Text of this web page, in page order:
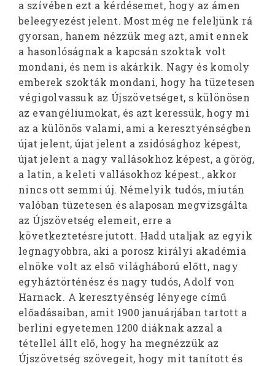
a szívében ezt a kérdésemet, hogy az ámen
beleegyezést jelent. Most még ne feleljünk rá
gyorsan, hanem nézzük meg azt, amit ennek
a hasonlóságnak a kapcsán szoktak volt
mondani, és nem is akárkik. Nagy és komoly
emberek szokták mondani, hogy ha tüzetesen
végigolvassuk az Újszövetséget, s különösen
az evangéliumokat, és azt keressük, hogy mi
az a különös valami, ami a keresztyénségben
újat jelent, újat jelent a zsidósághoz képest,
újat jelent a nagy vallásokhoz képest, a görög,
a latin, a keleti vallásokhoz képest., akkor
nincs ott semmi új. Némelyik tudós, miután
valóban tüzetesen és alaposan megvizsgálta
az Újszövetség elemeit, erre a
következtetésre jutott. Hadd utaljak az egyik
legnagyobbra, aki a porosz királyi akadémia
elnöke volt az első világháború előtt, nagy
egyháztörténész és nagy tudós, Adolf von
Harnack. A keresztyénség lényege című
előadásaiban, amit 1900 januárjában tartott a
berlini egyetemen 1200 diáknak azzal a
tétellel állt elő, hogy ha megnézzük az
Újszövetség szövegeit, hogy mit tanított és